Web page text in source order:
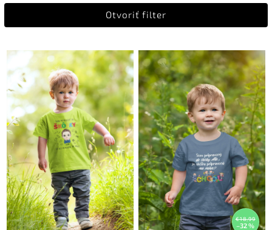
Otvoriť filter
€18,99
–32 %